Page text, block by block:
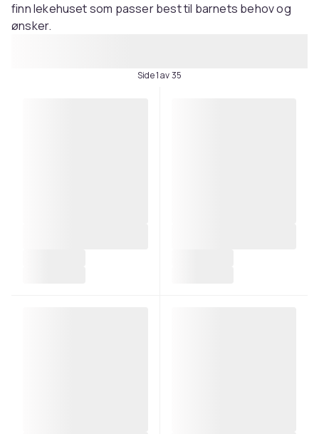
finn lekehuset som passer best til barnets behov og
ønsker.
Side 1 av 35